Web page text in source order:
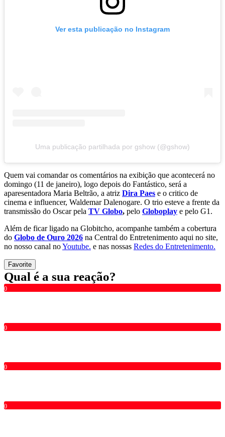
Ver esta publicação no Instagram
Uma publicação partilhada por gshow (@gshow)
Quem vai comandar os comentários na exibição que acontecerá no
domingo (11 de janeiro), logo depois do Fantástico, será a
aparesentadora Maria Beltrão, a atriz Dira Paes e o critico de
cinema e influencer, Waldemar Dalenogare. O trio esteve a frente da
transmissão do Oscar pela TV Globo, pelo Globoplay e pelo G1.
Além de ficar ligado na Globitcho, acompanhe também a cobertura
do Globo de Ouro 2026 na Central do Entretenimento aqui no site,
no nosso canal noYoutube. e nas nossas Redes do Entretenimento.
Favorite
Qual é a sua reação?
0
0
0
0